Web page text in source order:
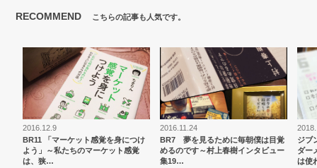
RECOMMEND こちらの記事も人気です。
2016.12.9
BR11 「マーケット感覚を身につけ
よう」～私たちのマーケット感覚
は、狭…
2016.11.24
BR7 夢を見るために毎朝僕は目覚
めるのです～村上春樹インタビュー
集19…
ジブ
ダー
は使